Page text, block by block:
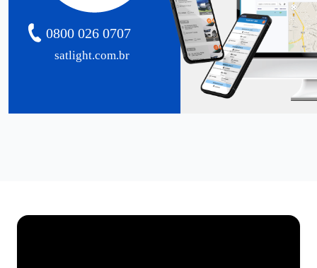
satlight.com.br
0800 026 0707